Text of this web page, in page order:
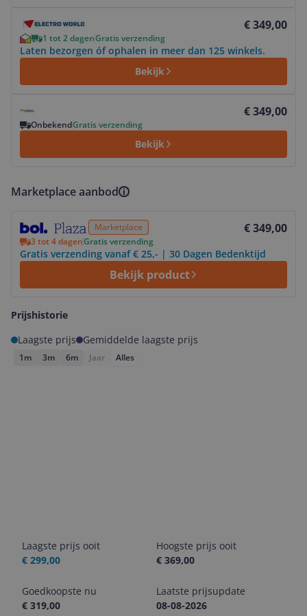
€ 349,00
1 tot 2 dagenGratis verzending
Laten bezorgen óf ophalen in meer dan 125 winkels.
Bekijk
€ 349,00
OnbekendGratis verzending
Bekijk
Marketplace aanbod
Marketplace € 349,00
3 tot 4 dagenGratis verzending
Gratis verzending vanaf € 25,- | 30 Dagen Bedenktijd
Bekijk product
Prijshistorie
Laagste prijs
Gemiddelde laagste prijs
1m 3m 6m Jaar Alles
Laagste prijs ooit
€ 299,00
Hoogste prijs ooit
€ 369,00
Goedkoopste nu
€ 319,00
Laatste prijsupdate
08-08-2026